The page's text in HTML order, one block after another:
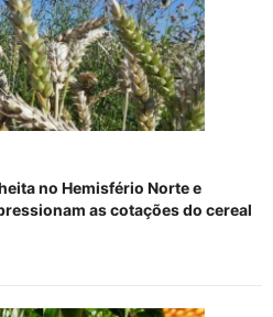
no Hemisfério Norte e
as cotações do cereal